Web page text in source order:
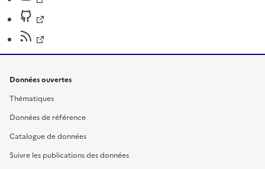
Données ouvertes
Thématiques
Données de référence
Catalogue de données
Suivre les publications des données